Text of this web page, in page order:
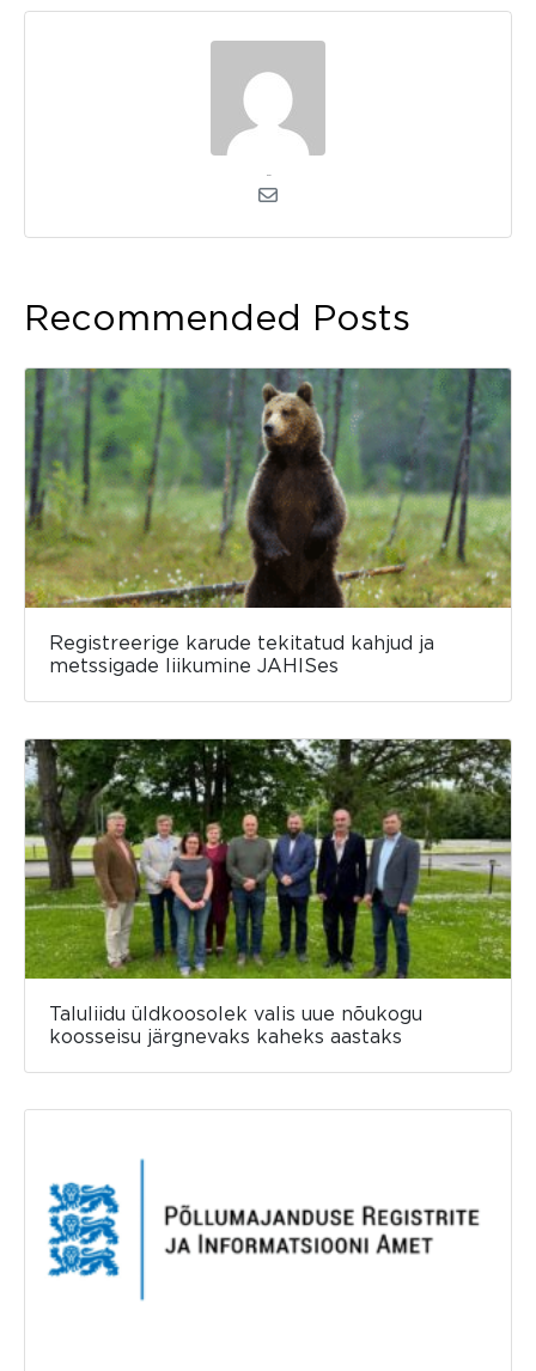
Recommended Posts
Registreerige karude tekitatud kahjud ja
metssigade liikumine JAHISes
Taluliidu üldkoosolek valis uue nõukogu
koosseisu järgnevaks kaheks aastaks